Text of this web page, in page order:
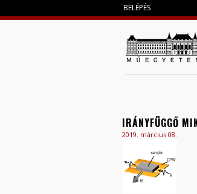
BELÉPÉS
IRÁNYFÜGGŐ
2019. március 08.